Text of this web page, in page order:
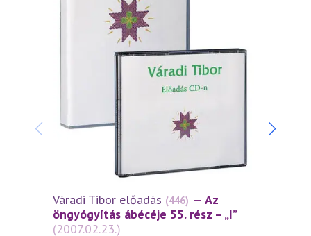
Váradi Tibor előadás (446) — Az
öngyógyítás ábécéje 55. rész – „I”
(2007.02.23.)